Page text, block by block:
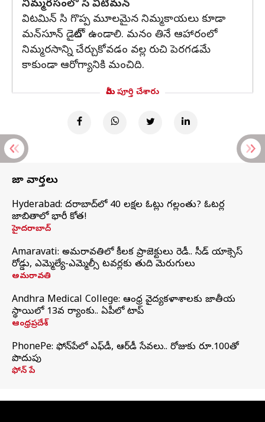
నిమ్మరసంలో సి విటిమన్
విటమిన్ సి గొప్ప మూలమైన నిమ్మకాయలు కూడా
మన్‌సూన్ డైట్‌లో ఉండాలి. మనం తినే ఆహారంలో
నిమ్మరసాన్ని చేర్చుకోవడం వల్ల రుచి పెరగడమే
కాకుండా ఆరోగ్యానికి మంచిది.
మీరు పూర్తి చేశారు
తాజా వార్తలు
Hyderabad: హైదరాబాద్‌లో 40 లక్షల ఓట్లు గల్లంతు? ఓటర్ల
జాబితాలో భారీ కోత!
హైదరాబాద్
Amaravati: అమరావతిలో కీలక ప్రాజెక్టులు రెడీ.. సీడ్‌ యాక్సెస్‌
రోడ్డు, ఎమ్మెల్యే-ఎమ్మెల్సీ టవర్లకు తుది మెరుగులు
అమరావతి
Andhra Medical College: ఆంధ్ర వైద్యకళాశాలకు జాతీయ
స్థాయిలో 13వ ర్యాంకు.. ఏపీలో టాప్
ఆంధ్రప్రదేశ్
PhonePe: ఫోన్‌పేలో ఎఫ్‌డీ, ఆర్‌డీ సేవలు.. రోజుకు రూ.100తో
పొదుపు
ఫోన్‌ పే